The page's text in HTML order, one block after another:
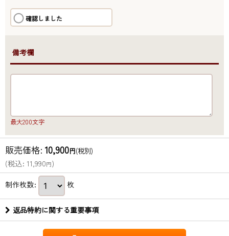
確認しました
●備考欄
最大200文字
販売価格: 10,900円(税別)
(税込: 11,990円)
制作枚数: 枚
返品特約に関する重要事項